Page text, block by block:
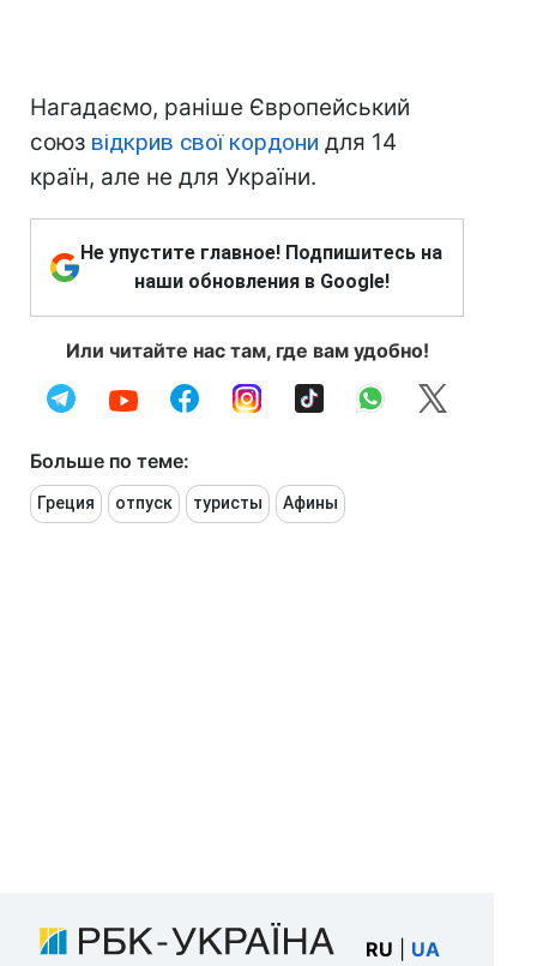
Нагадаємо, раніше Європейський
союз відкрив свої кордони для 14
країн, але не для України.
Не упустите главное! Подпишитесь на
наши обновления в Google!
Или читайте нас там, где вам удобно!
Больше по теме:
Греция отпуск туристы Афины
RU UA